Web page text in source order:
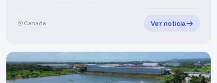
Canada Ver notícia